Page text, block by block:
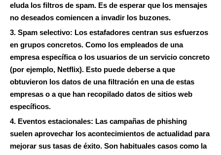
eluda los filtros de spam. Es de esperar que los mensajes
no deseados comiencen a invadir los buzones.
3. Spam selectivo: Los estafadores centran sus esfuerzos
en grupos concretos. Como los empleados de una
empresa específica o los usuarios de un servicio concreto
(por ejemplo, Netflix). Esto puede deberse a que
obtuvieron los datos de una filtración en una de estas
empresas o a que han recopilado datos de sitios web
específicos.
4. Eventos estacionales: Las campañas de phishing
suelen aprovechar los acontecimientos de actualidad para
mejorar sus tasas de éxito. Son habituales casos como la